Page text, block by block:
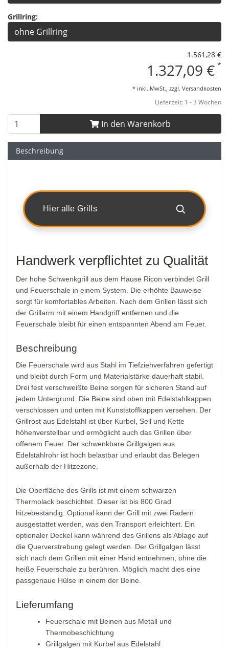
Grillring:
ohne Grillring
1.561,28 €
1.327,09 € *
* inkl. MwSt., zzgl. Versandkosten
Lieferzeit: 1 - 3 Wochen
In den Warenkorb
Beschreibung
Hier alle Grills
Handwerk verpflichtet zu Qualität
Der hohe Schwenkgrill aus dem Hause Ricon verbindet Grill
und Feuerschale in einem System. Die erhöhte Bauweise
sorgt für komfortables Arbeiten. Nach dem Grillen lässt sich
der Grillarm mit einem Handgriff entfernen und die
Feuerschale bleibt für einen entspannten Abend am Feuer.
Beschreibung
Die Feuerschale wird aus Stahl im Tiefziehverfahren gefertigt
und bleibt durch Form und Materialstärke dauerhaft stabil.
Drei fest verschweißte Beine sorgen für sicheren Stand auf
jedem Untergrund. Die Beine sind oben mit Edelstahlkappen
verschlossen und unten mit Kunststoffkappen versehen. Der
Grillrost aus Edelstahl ist über Kurbel, Seil und Kette
höhenverstellbar und ermöglicht auch das Grillen über
offenem Feuer. Der schwenkbare Grillgalgen aus
Edelstahlrohr ist hoch belastbar und erlaubt das Belegen
außerhalb der Hitzezone.
Die Oberfläche des Grills ist mit einem schwarzen
Thermolack beschichtet. Dieser ist bis 800 Grad
hitzebeständig. Optional kann der Grill mit zwei Rädern
ausgestattet werden, was den Transport erleichtert. Ein
optionaler Deckel kann während des Grillens als Ablage auf
die Querverstrebung gelegt werden. Der Grillgalgen lässt
sich nach dem Grillen mit einer Hand entnehmen, ohne die
heiße Feuerschale zu berühren. Möglich macht dies eine
passgenaue Hülse in einem der Beine.
Lieferumfang
Feuerschale mit Beinen aus Metall und
Thermobeschichtung
Grillgalgen mit Kurbel aus Edelstahl